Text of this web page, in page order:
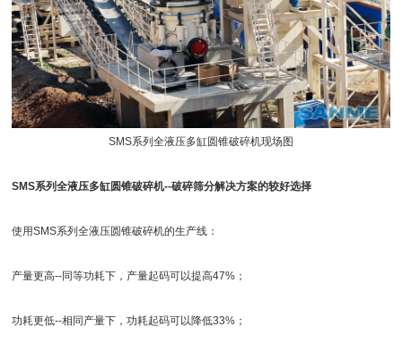
SMS系列全液压多缸圆锥破碎机现场图
SMS系列全液压多缸圆锥破碎机--破碎筛分解决方案的较好选择
使用SMS系列全液压圆锥破碎机的生产线：
产量更高--同等功耗下，产量起码可以提高47%；
功耗更低--相同产量下，功耗起码可以降低33%；